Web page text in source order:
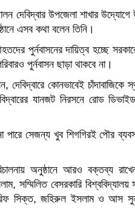
দেবিদ্বার উপজেলা শাখার
এসব কথা বলেন তিনি।
পুর্নবাসনের দায়িত্ব হচ্ছে
পুর্নবাসন ছাড়া থাকবে না।
কোনভাবেই চাঁদাবাজিকে
যানজট নিরসনে রোড
পারে সেজন্য খুব শিগগিরই পৌর
অনুষ্ঠানে আরও বক্তব্য
সম্মিলিত বেসরকারি
সিক্ত, জহিরুল ইসলাম ও আস